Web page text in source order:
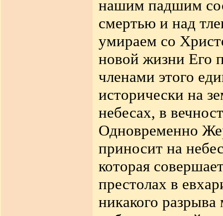
нашим падшим
смертью и над
умираем со
новой жизни Его
членами этого
исторически на
небесах, в
Одновременно
приносит на
которая
престолах в
никакого